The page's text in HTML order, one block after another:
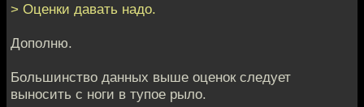
> Оценки давать надо.
Дополню.
Большинство данных выше оценок следует
выносить с ноги в тупое рыло.